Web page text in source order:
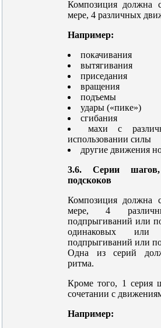
Композиция должна
мере, 4 различных
Например:
покачивания
вытягивания
приседания
вращения
подъемы
удары («пике»)
сгибания
махи с
использовании силы
другие движения
3.6. Серии
подскоков
Композиция должна
мере, 4
подпрыгиваний или
одинаковых или
подпрыгиваний или
Одна из серий
ритма.
Кроме того, 1 серия
сочетании с
Например: